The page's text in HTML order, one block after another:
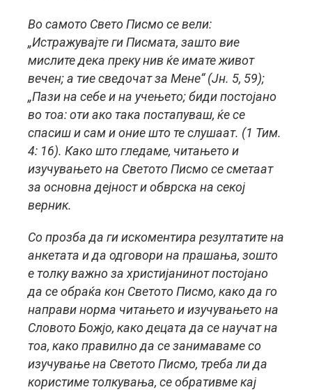
Во самото Свето Писмо се вели:
„Истражувајте ги Писмата, зашто вие
мислите дека преку нив ќе имате живот
вечен; а тие сведочат за Мене“ (Јн. 5, 59);
„Пази на себе и на учењето; биди постојано
во тоа: оти ако така постапуваш, ќе се
спасиш и сам и оние што те слушаат. (1 Тим.
4: 16). Како што гледаме, читањето и
изучувањето на Светото Писмо се сметаат
за основна дејност и обврска на секој
верник.
Со прозба да ги искоментира резултатите на
анкетата и да одговори на прашања, зошто
е толку важно за христијанинот постојано
да се обраќа кон Светото Писмо, како да го
направи норма читањето и изучувањето на
Словото Божјо, како децата да се научат на
тоа, како правилно да се занимаваме со
изучување на Светото Писмо, треба ли да
користиме толкувања, се обративме кај